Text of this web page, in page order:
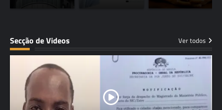
Secção de Videos Ver todos